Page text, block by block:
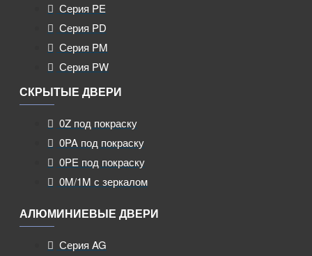
Серия PE
Серия PD
Серия PM
Серия PW
СКРЫТЫЕ ДВЕРИ
0Z под покраску
0PA под покраску
0PE под покраску
0M/1M с зеркалом
АЛЮМИНИЕВЫЕ ДВЕРИ
Серия AG